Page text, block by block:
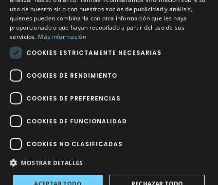
Teléfono957 04 96 57
Emailinfo@factory-sport.es
HORARIO COMERCIAL
Lunes a viernes
10:00 a 14:00 / 18:00 a 21:00
Factory Sport 2023© – Todos los derechos reservados | Hecho por
Impulsoh Performance Marketing
uso de nuestro sitio con nuestros socios de publicidad y análisis,
quienes pueden combinarla con otra información que les haya
proporcionado o que hayan recopilado a partir del uso de sus
servicios. Más información
COOKIES ESTRICTAMENTE NECESARIAS
COOKIES DE RENDIMIENTO
COOKIES DE PREFERENCIAS
COOKIES DE FUNCIONALIDAD
COOKIES NO CLASIFICADAS
MOSTRAR DETALLES